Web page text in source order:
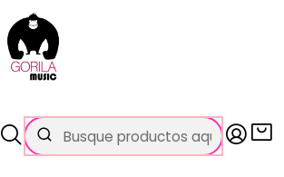
GRATIS
y $99.990 en Regiones
Categorías
Sunburst/Tortoise TG-540 SB-L/TT